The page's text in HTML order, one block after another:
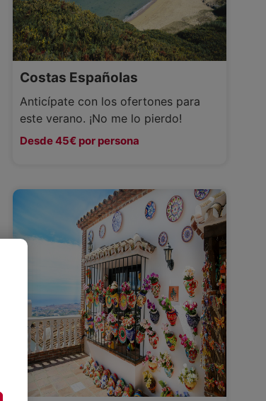
Costas Españolas
Anticípate con los ofertones para
este verano. ¡No me lo pierdo!
Desde 45€ por persona